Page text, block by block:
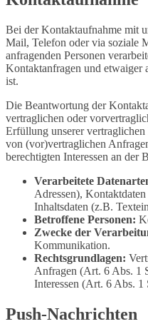
Bei der Kontaktaufnahme mit
Mail, Telefon oder via soziale
anfragenden Personen
Kontaktanfragen und etwaiger
ist.
Die Beantwortung der
vertraglichen oder
Erfüllung unserer
von (vor)vertraglichen
berechtigten Interessen an der
Verarbeitete
Adressen),
Inhaltsdaten (z.B.
Betroffene Personen:
Zwecke der
Kommunikation.
Rechtsgrundlagen:
Anfragen (Art. 6 Abs. 1
Interessen (Art. 6 Abs.
Push-Nachrichten